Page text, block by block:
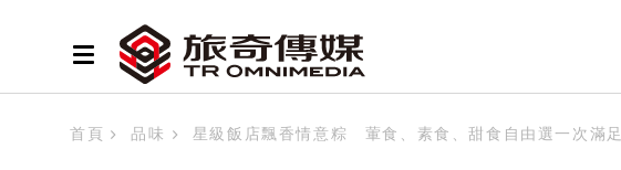
首頁 品味 星級飯店飄香情意粽 葷食、素食、甜食自由選一次滿足